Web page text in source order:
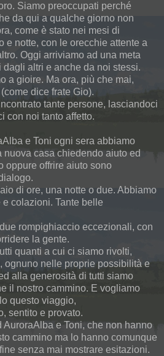
Siamo preoccupati perché
da qui a qualche giorno non
come è stato nei mesi di
e notte, con le orecchie attente a
Oggi arriviamo ad una meta
altri e anche da noi stessi.
a gioire. Ma ora, più che mai,
dice frate Gio).
tante persone, lasciandoci
con noi tanto affetto.
e Toni ogni sera abbiamo
nuova casa chiedendo aiuto ed
oppure offrire aiuto sono
di ore, una notte o due. Abbiamo
colazioni. Tante belle
rompighiaccio eccezionali, con
la gente.
quanti a cui ci siamo rivolti,
ognuno nelle proprie possibilità e
alla generosità di tutti siamo
il nostro cammino. E vogliamo
questo viaggio,
sentito e provato.
AuroraAlba e Toni, che non hanno
cammino ma lo hanno comunque
senza mai mostrare esitazioni.